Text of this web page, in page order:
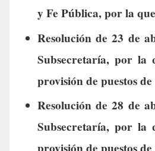
y Fe Pública, por la
Resolución de 23 de
Subsecretaría, por la
provisión de puestos
Resolución de 28 de
Subsecretaría, por la